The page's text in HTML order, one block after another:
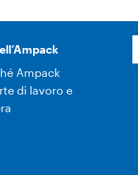
Ampack
di lavoro e